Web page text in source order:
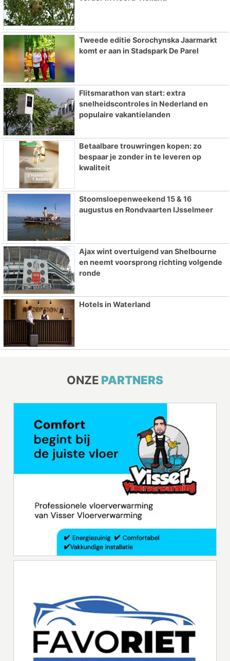
Tweede editie Sorochynska Jaarmarkt
komt er aan in Stadspark De Parel
Flitsmarathon van start: extra
snelheidscontroles in Nederland en
populaire vakantielanden
Betaalbare trouwringen kopen: zo
bespaar je zonder in te leveren op
kwaliteit
Stoomsloepenweekend 15 & 16
augustus en Rondvaarten IJsselmeer
Ajax wint overtuigend van Shelbourne
en neemt voorsprong richting volgende
ronde
Hotels in Waterland
ONZE PARTNERS